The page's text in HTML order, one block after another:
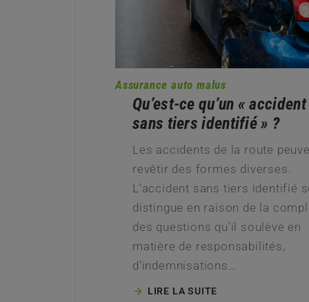
Assurance auto malus
Qu’est-ce qu’un « accident
sans tiers identifié » ?
Les accidents de la route
revêtir des formes diverses.
L’accident sans tiers identifié
distingue en raison de la
des questions qu’il soulève en
matière de responsabilités,
d’indemnisations…
LIRE LA SUITE